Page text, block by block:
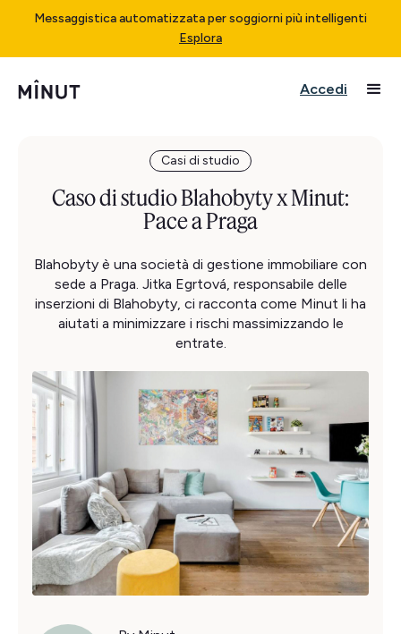
Messaggistica automatizzata per soggiorni più intelligenti
Esplora
Accedi
Casi di studio
Caso di studio Blahobyty x Minut:
Pace a Praga
Blahobyty è una società di gestione immobiliare con
sede a Praga. Jitka Egrtová, responsabile delle
inserzioni di Blahobyty, ci racconta come Minut li ha
aiutati a minimizzare i rischi massimizzando le
entrate.